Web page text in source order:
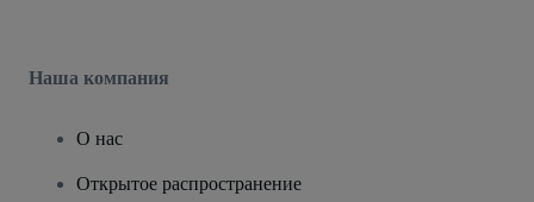
Наша компания
О нас
Открытое распространение